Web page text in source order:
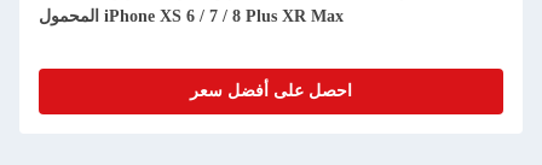
المحمول iPhone XS 6 / 7 / 8 Plus XR Max
احصل على أفضل سعر